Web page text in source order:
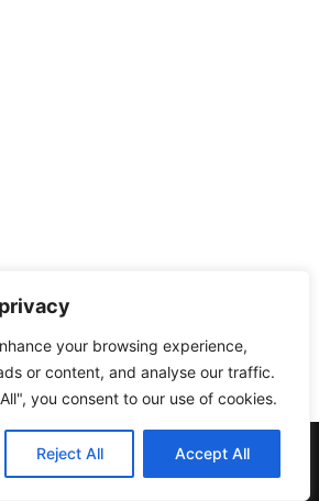
your browsing experience,
or content, and analyse our traffic.
you consent to our use of cookies.
Reject All Accept All
| 14412 Pedroche (Córdoba)